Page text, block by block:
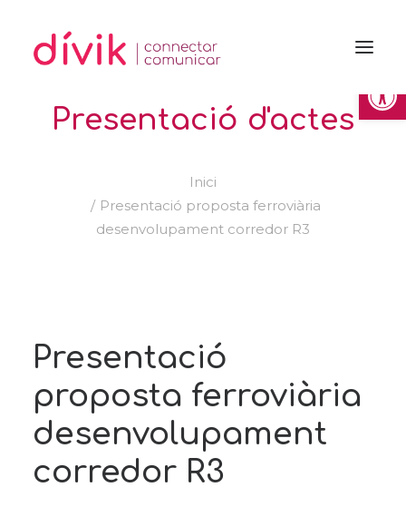
Presentació d'actes
Inici
Presentació proposta ferroviària
desenvolupament corredor R3
Presentació
proposta ferroviària
desenvolupament
corredor R3